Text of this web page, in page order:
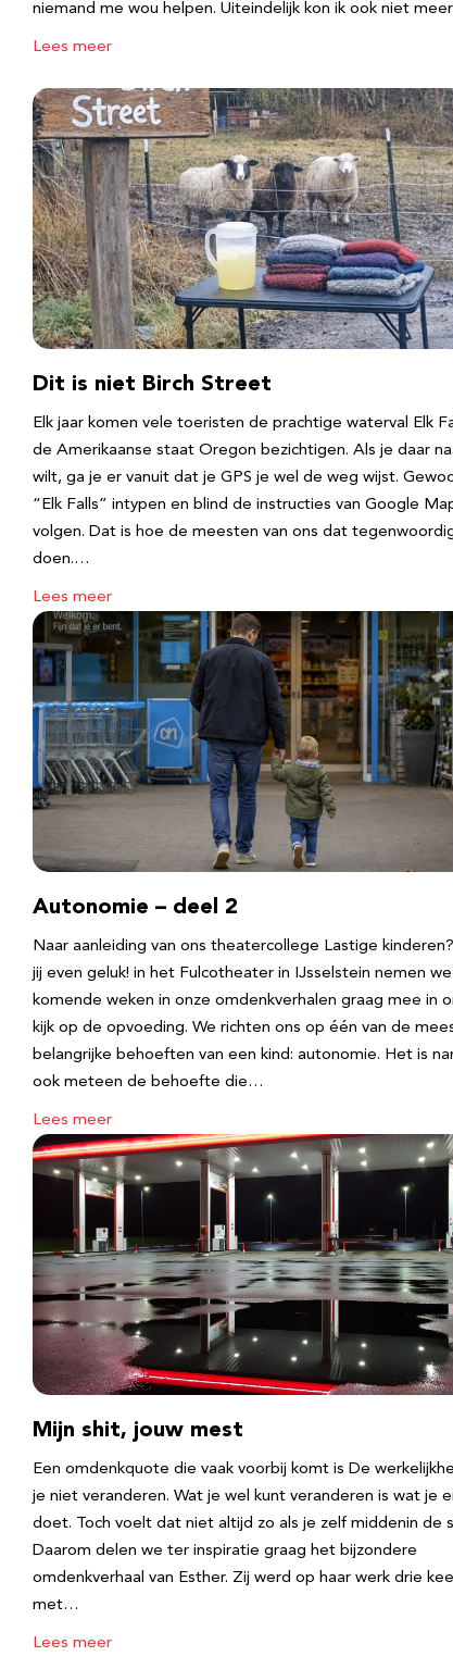
niemand me wou helpen. Uiteindelijk kon ik ook niet
Lees meer
Dit is niet Birch Street
Elk jaar komen vele toeristen de prachtige waterval Elk
de Amerikaanse staat Oregon bezichtigen. Als je daar
wilt, ga je er vanuit dat je GPS je wel de weg wijst.
“Elk Falls” intypen en blind de instructies van Google
volgen. Dat is hoe de meesten van ons dat
doen.…
Lees meer
Autonomie – deel 2
Naar aanleiding van ons theatercollege Lastige
jij even geluk! in het Fulcotheater in IJsselstein nemen
komende weken in onze omdenkverhalen graag mee in
kijk op de opvoeding. We richten ons op één van de
belangrijke behoeften van een kind: autonomie. Het is
ook meteen de behoefte die…
Lees meer
Mijn shit, jouw mest
Een omdenkquote die vaak voorbij komt is De
je niet veranderen. Wat je wel kunt veranderen is wat je
doet. Toch voelt dat niet altijd zo als je zelf middenin de
Daarom delen we ter inspiratie graag het bijzondere
omdenkverhaal van Esther. Zij werd op haar werk drie
met…
Lees meer